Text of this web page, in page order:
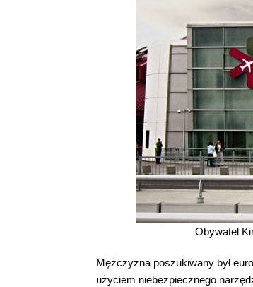
Obywatel
Mężczyzna poszukiwany był
użyciem niebezpiecznego